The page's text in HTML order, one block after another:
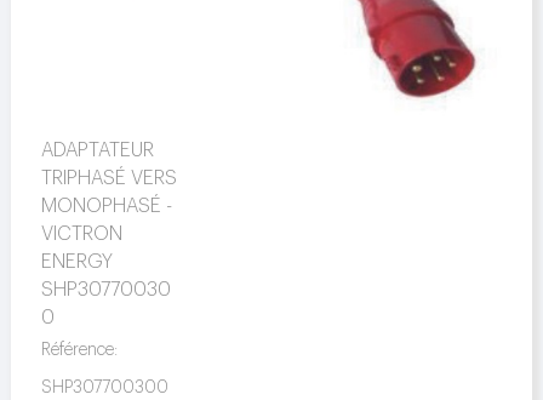
ADAPTATEUR
TRIPHASÉ VERS
MONOPHASÉ -
VICTRON
ENERGY
SHP30770030
0
Référence:
SHP307700300